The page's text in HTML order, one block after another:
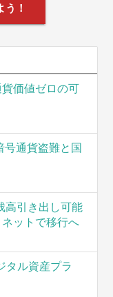
！
価値ゼロの可
号通貨盗難と国
高引き出し可能
ットで移行へ
タル資産プラ